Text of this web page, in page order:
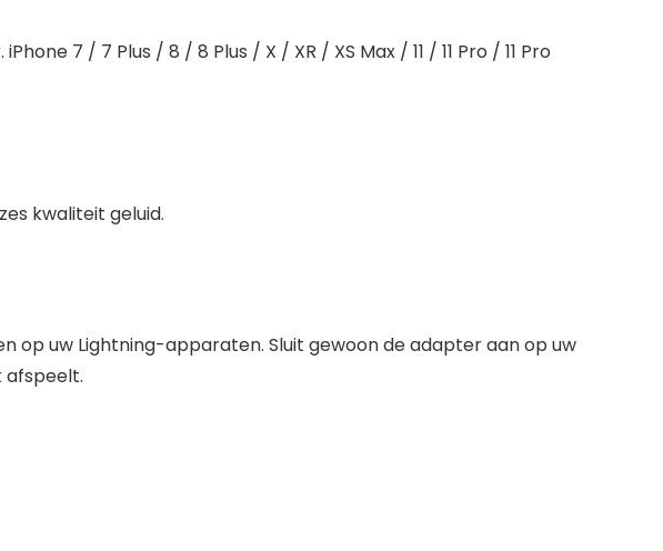
7 / 7 Plus / 8 / 8 Plus / X / XR / XS Max / 11 / 11 Pro / 11 Pro
kwaliteit geluid.
op uw Lightning-apparaten. Sluit gewoon de adapter aan op uw
afspeelt.